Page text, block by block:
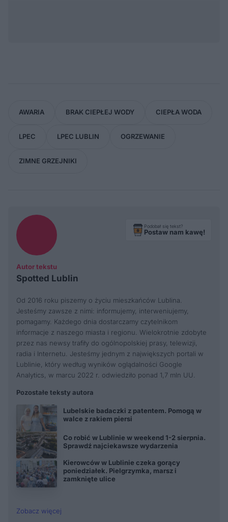
AWARIA BRAK CIEPŁEJ WODY CIEPŁA WODA
LPEC LPEC LUBLIN OGRZEWANIE
ZIMNE GRZEJNIKI
Autor tekstu
Spotted Lublin
Podobał się tekst?
Postaw nam kawę!
Od 2016 roku piszemy o życiu mieszkańców Lublina.
Jesteśmy zawsze z nimi: informujemy, interweniujemy,
pomagamy. Każdego dnia dostarczamy czytelnikom
informacje z naszego miasta i regionu. Wielokrotnie zdobyte
przez nas newsy trafiły do ogólnopolskiej prasy, telewizji,
radia i Internetu. Jesteśmy jednym z największych portali w
Lublinie, który według wyników oglądalności Google
Analytics, w marcu 2022 r. odwiedziło ponad 1,7 mln UU.
Pozostałe teksty autora
Lubelskie badaczki z patentem. Pomogą w
walce z rakiem piersi
Co robić w Lublinie w weekend 1-2 sierpnia.
Sprawdź najciekawsze wydarzenia
Kierowców w Lublinie czeka gorący
poniedziałek. Pielgrzymka, marsz i
zamknięte ulice
Zobacz więcej